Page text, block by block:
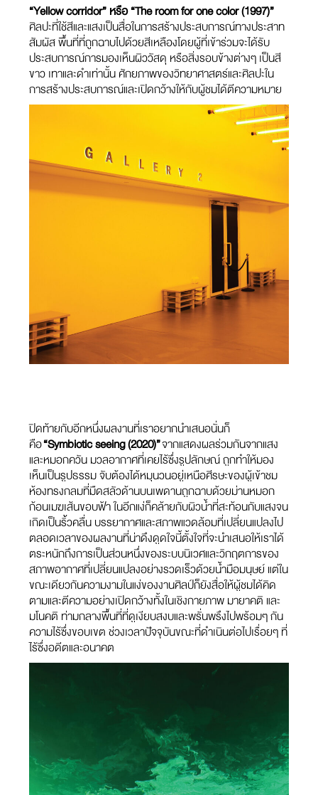
“Yellow corridor” หรือ “The room for one color (1997)”
ศิลปะที่ใช้สีและแสงเป็นสื่อในการสร้างประสบการณ์ทางประสาท
สัมผัส พื้นที่ที่ถูกฉาบไปด้วยสีเหลืองโดยผู้ที่เข้าร่วมจะได้รับ
ประสบการณ์การมองเห็นผิววัสดุ หรือสิ่งรอบข้างต่างๆ เป็นสี
ขาว เทาและดำเท่านั้น ศักยภาพของวิทยาศาสตร์และศิลปะใน
การสร้างประสบการณ์และเปิดกว้างให้กับผู้ชมได้ตีความหมาย
ปิดท้ายกับอีกหนึ่งผลงานที่เราอยากนำเสนอนั่นก็
คือ“Symbiotic seeing (2020)”จากแสดงผลร่วมกันจากแสง
และหมอกควัน มวลอากาศที่เคยไร้ซึ่งรูปลักษณ์ ถูกทำให้มอง
เห็นเป็นรูปธรรม จับต้องได้หมุนวนอยู่เหนือศีรษะของผู้เข้าชม
ห้องทรงกลมที่มืดสลัวด้านบนเพดานถูกฉาบด้วยม่านหมอก
ก้อนเมฆเส้นขอบฟ้า ในอีกแง่ก็คล้ายกับผิวน้ำที่สะท้อนกับแสงจน
เกิดเป็นริ้วคลื่น บรรยากาศและสภาพแวดล้อมที่เปลี่ยนแปลงไป
ตลอดเวลาของผลงานที่น่าดึงดูดใจนี้ตั้งใจที่จะนำเสนอให้เราได้
ตระหนักถึงการเป็นส่วนหนึ่งของระบบนิเวศและวิกฤตการของ
สภาพอากาศที่เปลี่ยนแปลงอย่างรวดเร็วด้วยน้ำมือมนุษย์ แต่ใน
ขณะเดียวกันความงามในแง่ของงานศิลป์ก็ยังสื่อให้ผู้ชมได้คิด
ตามและตีความอย่างเปิดกว้างทั้งในเชิงกายภาพ มายาคติ และ
มโนคติ ท่ามกลางพื้นที่ที่ดูเงียบสงบและพรั่นพรึงไปพร้อมๆ กัน
ความไร้ซึ่งขอบเขต ช่วงเวลาปัจจุบันขณะที่ดำเนินต่อไปเรื่อยๆ ที่
ไร้ซึ่งอดีตและอนาคต